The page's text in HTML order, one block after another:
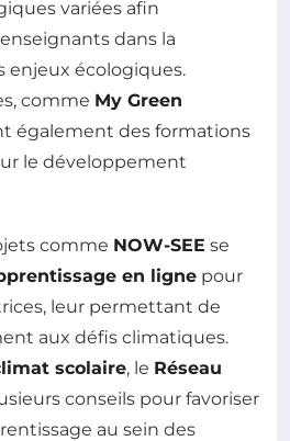
variées afin
dans la
enjeux écologiques.
comme My Green
également des formations
le développement
comme NOW-SEE se
en ligne pour
leur permettant de
aux défis climatiques.
scolaire, le Réseau
conseils pour favoriser
au sein des